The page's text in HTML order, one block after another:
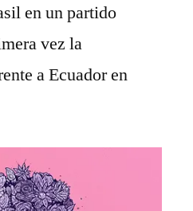
en un partido
vez la
a Ecuador en